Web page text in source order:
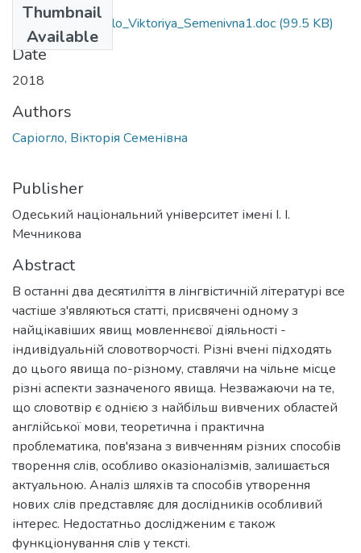
Thumbnail
Available
6.020303_Sariohlo_Viktoriya_Semenivna1.doc (99.5 KB)
Date
2018
Authors
Саріогло, Вікторія Семенівна
Publisher
Одеський національний університет імені І. І.
Мечникова
Abstract
В останні два десятиліття в лінгвістичній літературі все
частіше з'являються статті, присвячені одному з
найцікавіших явищ мовленнєвої діяльності -
індивідуальній словотворчості. Різні вчені підходять
до цього явища по-різному, ставлячи на чільне місце
різні аспекти зазначеного явища. Незважаючи на те,
що словотвір є однією з найбільш вивчених областей
англійської мови, теоретична і практична
проблематика, пов'язана з вивченням різних способів
творення слів, особливо оказіоналізмів, залишається
актуальною. Аналіз шляхів та способів утворення
нових слів представляє для дослідників особливий
інтерес. Недостатньо дослідженим є також
функціонування слів у тексті.